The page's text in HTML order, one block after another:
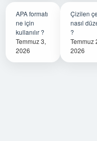
APA formatı
ne için
kullanılır ?
Temmuz 3,
2026
Çizilen
nasıl
?
Temmuz
2026